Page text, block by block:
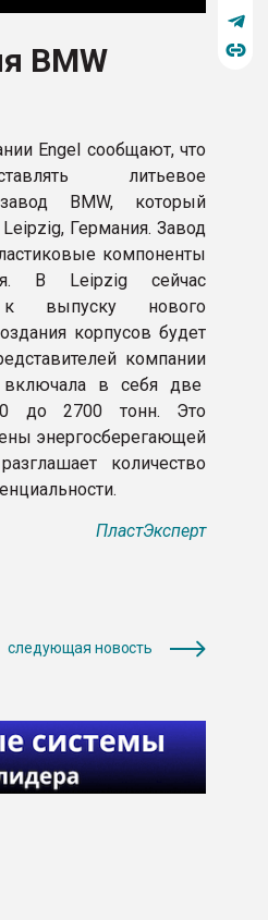
BMW
Engel сообщают, что
литьевое
BMW, который
Германия. Завод
компоненты
В Leipzig сейчас
к выпуску нового
корпусов будет
компании
включала в себя две
до 2700 тонн. Это
энергосберегающей
количество
ПластЭксперт
следующая новость